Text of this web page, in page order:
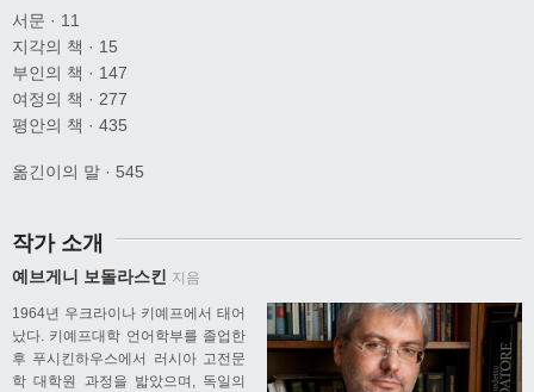
서문 · 11
지각의 책 · 15
부인의 책 · 147
여정의 책 · 277
평안의 책 · 435
옮긴이의 말 · 545
작가 소개
예브게니 보돌라스킨 지음
1964년 우크라이나 키예프에서 태어
났다. 키예프대학 언어학부를 졸업한
후 푸시킨하우스에서 러시아 고전문
학 대학원 과정을 밟았으며, 독일의